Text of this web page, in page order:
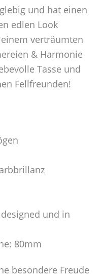
und hat einen
edlen Look
verträumten
& Harmonie
Tasse und
Fellfreunden!
und in
80mm
besondere Freude